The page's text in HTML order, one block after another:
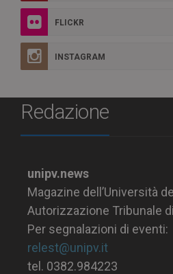
FLICKR
INSTAGRAM
Redazione
unipv.news
Magazine dell’Università
Autorizzazione Tribunale
Per segnalazioni di eventi:
relest@unipv.it
tel. 0382.984223